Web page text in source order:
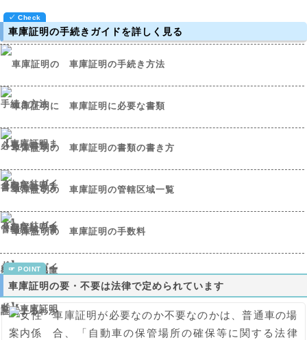
車庫証明の手続きガイドを詳しく見る
車庫証明の手続き方法
車庫証明に必要な書類
車庫証明の書類の書き方
車庫証明の管轄区域一覧
車庫証明の手数料
車庫証明の要・不要は法律で定められています
車庫証明が必要なのか不要なのかは、普通車の場
合、「自動車の保管場所の確保等に関する法律